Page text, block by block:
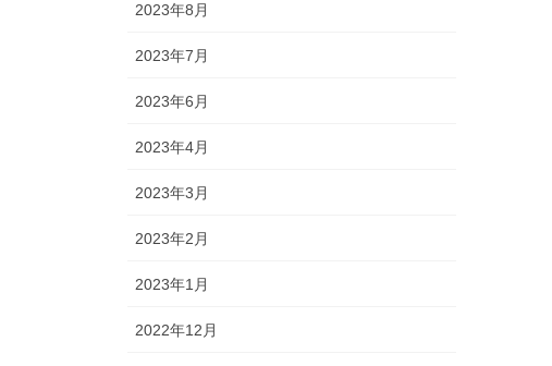
2023年8月
2023年7月
2023年6月
2023年4月
2023年3月
2023年2月
2023年1月
2022年12月